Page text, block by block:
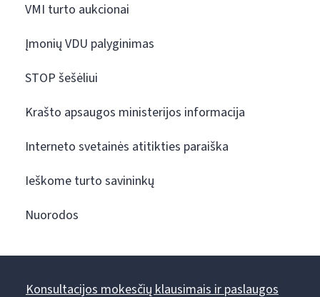
VMI turto aukcionai
Įmonių VDU palyginimas
STOP šešėliui
Krašto apsaugos ministerijos informacija
Interneto svetainės atitikties paraiška
Ieškome turto savininkų
Nuorodos
Konsultacijos mokesčių klausimais ir paslaugos